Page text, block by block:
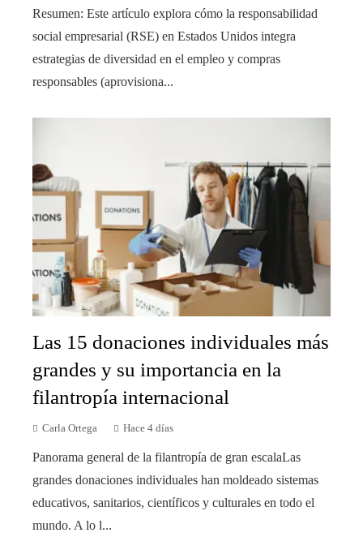
Resumen: Este artículo explora cómo la responsabilidad
social empresarial (RSE) en Estados Unidos integra
estrategias de diversidad en el empleo y compras
responsables (aprovisiona...
Las 15 donaciones individuales más
grandes y su importancia en la
filantropía internacional
Carla Ortega Hace 4 días
Panorama general de la filantropía de gran escalaLas
grandes donaciones individuales han moldeado sistemas
educativos, sanitarios, científicos y culturales en todo el
mundo. A lo l...